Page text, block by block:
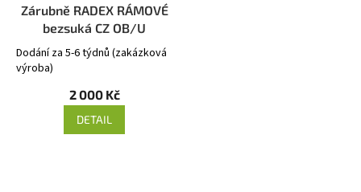
Zárubně RADEX RÁMOVÉ
bezsuká CZ OB/U
Dodání za 5-6 týdnů (zakázková
výroba)
2 000 Kč
DETAIL